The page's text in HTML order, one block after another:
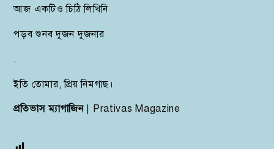
আজ একটিও চিঠি লিখিনি
পড়ব শুনব দুজন দুজনার
.
ইতি তোমার, প্রিয় নিমগাছ।
প্রতিভাস ম্যাগাজিন| Prativas Magazine